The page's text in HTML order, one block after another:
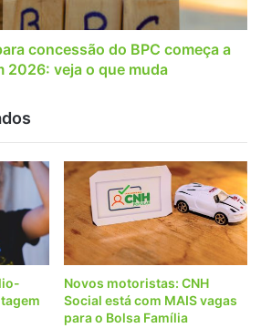
concessão do BPC começa a
2026: veja o que muda
Novos motoristas: CNH
Social está com MAIS vagas
para o Bolsa Família